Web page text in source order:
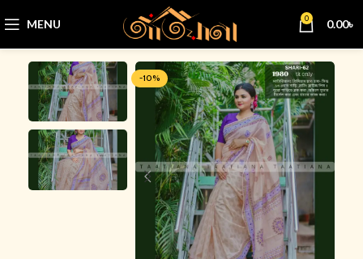
MENU 0 0.00৳
-10%